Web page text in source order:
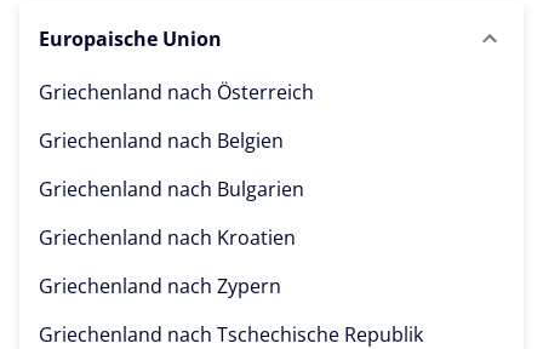
Europaische Union
Griechenland nach Österreich
Griechenland nach Belgien
Griechenland nach Bulgarien
Griechenland nach Kroatien
Griechenland nach Zypern
Griechenland nach Tschechische Republik